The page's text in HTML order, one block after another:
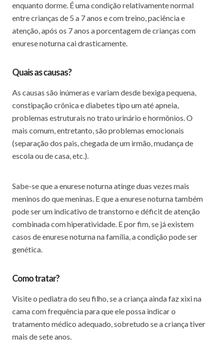
enquanto dorme. É uma condição relativamente normal
entre crianças de 5 a 7 anos e com treino, paciência e
atenção, após os 7 anos a porcentagem de crianças com
enurese noturna cai drasticamente.
Quais as causas?
As causas são inúmeras e variam desde bexiga pequena,
constipação crônica e diabetes tipo um até apneia,
problemas estruturais no trato urinário e hormônios. O
mais comum, entretanto, são problemas emocionais
(separação dos pais, chegada de um irmão, mudança de
escola ou de casa, etc.).
Sabe-se que a enurese noturna atinge duas vezes mais
meninos do que meninas. E que a enurese noturna também
pode ser um indicativo de transtorno e déficit de atenção
combinada com hiperatividade. E por fim, se já existem
casos de enurese noturna na família, a condição pode ser
genética.
Como tratar?
Visite o pediatra do seu filho, se a criança ainda faz xixi na
cama com frequência para que ele possa indicar o
tratamento médico adequado, sobretudo se a criança tiver
mais de sete anos.